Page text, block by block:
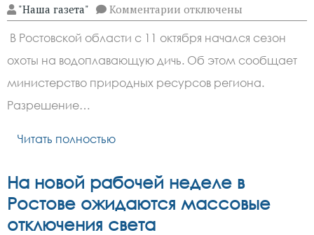
"Наша газета" Комментарии к
записи
В
Ростовской
области
открыли
сезон
охоты
отключены
В Ростовской области с 11 октября начался сезон
охоты на водоплавающую дичь. Об этом сообщает
министерство природных ресурсов региона.
Разрешение…
Читать полностью
На новой рабочей неделе в
Ростове ожидаются массовые
отключения света